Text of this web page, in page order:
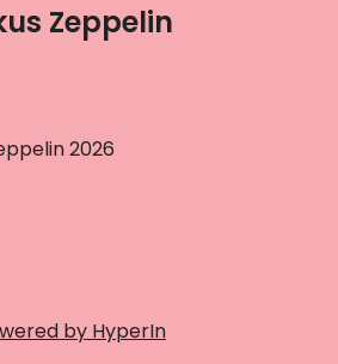
Zeppelin
2026
by HyperIn